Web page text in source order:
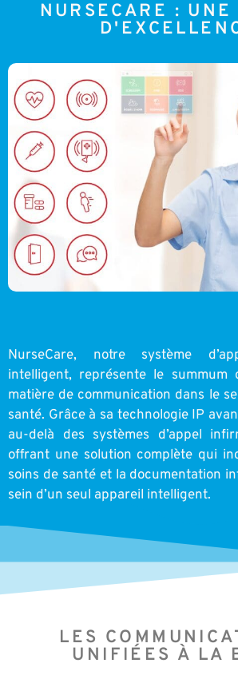
NURSECARE : UNE
NurseCare, notre système
intelligent, représente le summum
matière de communication dans le
santé. Grâce à sa technologie IP
au-delà des systèmes d’appel
offrant une solution complète qui
soins de santé et la documentation
sein d’un seul appareil intelligent.
LES
UNIFIÉES À LA